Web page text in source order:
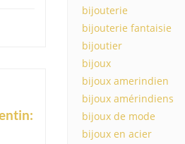
bijouterie
bijouterie fantaisie
bijoutier
bijoux
bijoux amerindien
bijoux amérindiens
bijoux de mode
bijoux en acier